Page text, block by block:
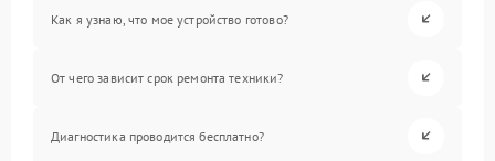
Как я узнаю, что мое устройство готово?
От чего зависит срок ремонта техники?
Диагностика проводится бесплатно?